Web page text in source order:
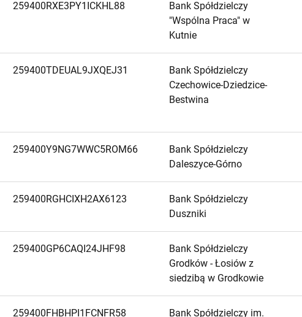
259400RXE3PY1ICKHL88
Bank Spółdzielczy
"Wspólna Praca" w
Kutnie
259400TDEUAL9JXQEJ31
Bank Spółdzielczy
Czechowice-Dziedzice-
Bestwina
259400Y9NG7WWC5ROM66
Bank Spółdzielczy
Daleszyce-Górno
259400RGHCIXH2AX6123
Bank Spółdzielczy
Duszniki
259400GP6CAQI24JHF98
Bank Spółdzielczy
Grodków - Łosiów z
siedzibą w Grodkowie
259400FHBHPI1FCNFR58 Bank Spółdzielczy im.